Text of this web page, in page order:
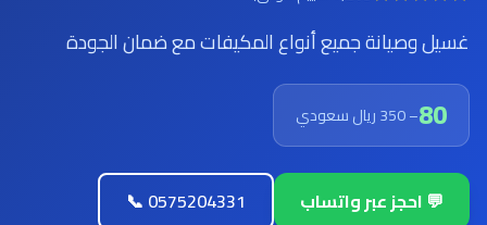
غسيل وصيانة جميع أنواع المكيفات مع ضمان الجودة
80– 350 ريال سعودي
💬 احجز عبر واتساب 📞 0575204331